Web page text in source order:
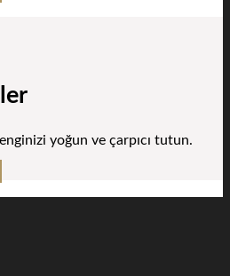
yoğun ve çarpıcı tutun.